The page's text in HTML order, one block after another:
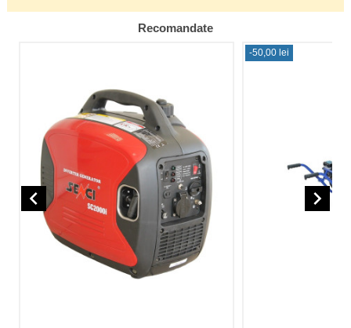
Recomandate
-50,00 lei
navigate_before navigate_next